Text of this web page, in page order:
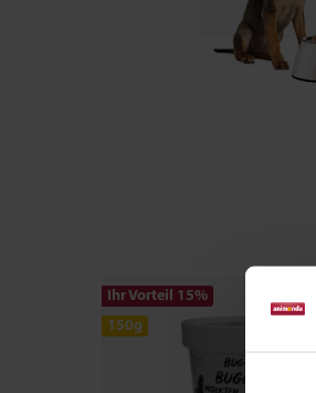
Ihr Vorteil 15%
150g